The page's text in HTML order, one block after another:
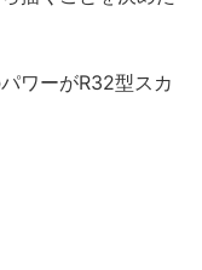
ワーがR32型スカ